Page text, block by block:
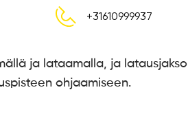
+31610999937
ja lataamalla, ja
ohjaamiseen.